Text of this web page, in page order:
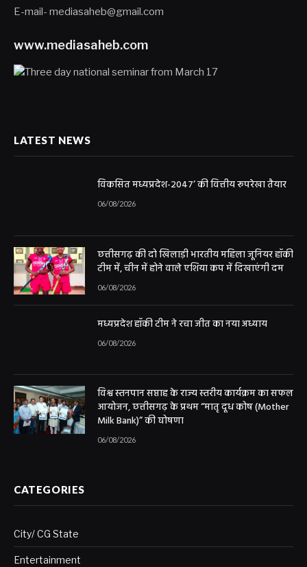
E-mail- mediasaheb@gmail.com
www.mediasaheb.com
LATEST NEWS
विकसित मध्यप्रदेश-2047’ की वित्तीय रूपरेखा तैयार
06/08/2026
छत्तीसगढ़ की दो खिलाड़ी भारतीय महिला जूनियर हॉकी
टीम में, चीन में होने वाले एशिया कप में दिखाएंगी दम
06/08/2026
मध्यप्रदेश हॉकी टीम ने रचा जीत का नया अध्याय
06/08/2026
विश्व स्तनपान सप्ताह के राज्य स्तरीय कार्यक्रम का सफल
आयोजन, छत्तीसगढ़ के प्रथम “मातृ दूध कोष (Mother
Milk Bank)” की घोषणा
06/08/2026
CATEGORIES
City/ CG State
Entertainment